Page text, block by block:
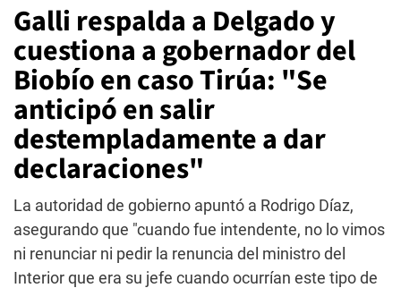
Galli respalda a Delgado y
cuestiona a gobernador del
Biobío en caso Tirúa: "Se
anticipó en salir
destempladamente a dar
declaraciones"
La autoridad de gobierno apuntó a Rodrigo Díaz,
asegurando que "cuando fue intendente, no lo vimos
ni renunciar ni pedir la renuncia del ministro del
Interior que era su jefe cuando ocurrían este tipo de